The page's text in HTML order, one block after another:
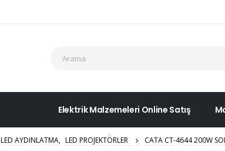
Elektrik Malzemeleri Online Satış
LED AYDINLATMA, LED PROJEKTÖRLER CATA CT-4644 200W